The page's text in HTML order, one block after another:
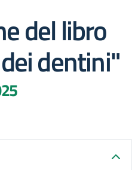
del libro
dentini"